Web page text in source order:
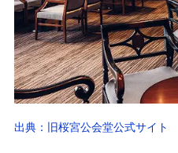
出典：旧桜宮公会堂公式サイト